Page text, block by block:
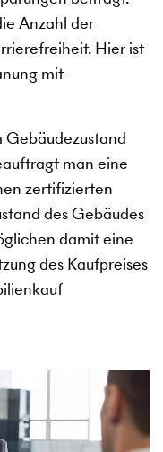
Anzahl der
Hier ist
mit
Gebäudezustand
man eine
zertifizierten
des Gebäudes
damit eine
des Kaufpreises